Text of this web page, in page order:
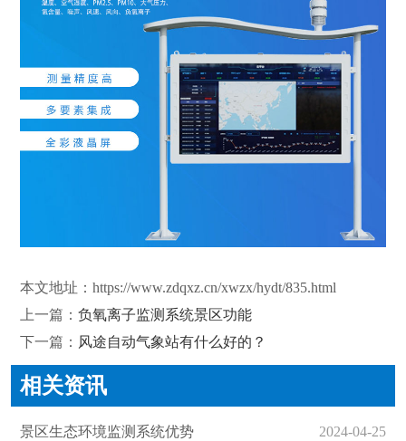
本文地址： https://www.zdqxz.cn/xwzx/hydt/835.html
上一篇： 负氧离子监测系统景区功能
下一篇： 风途自动气象站有什么好的？
相关资讯
景区生态环境监测系统优势 2024-04-25